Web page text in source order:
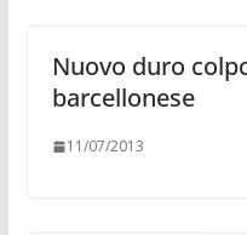
Nuovo duro
barcellonese
11/07/2013